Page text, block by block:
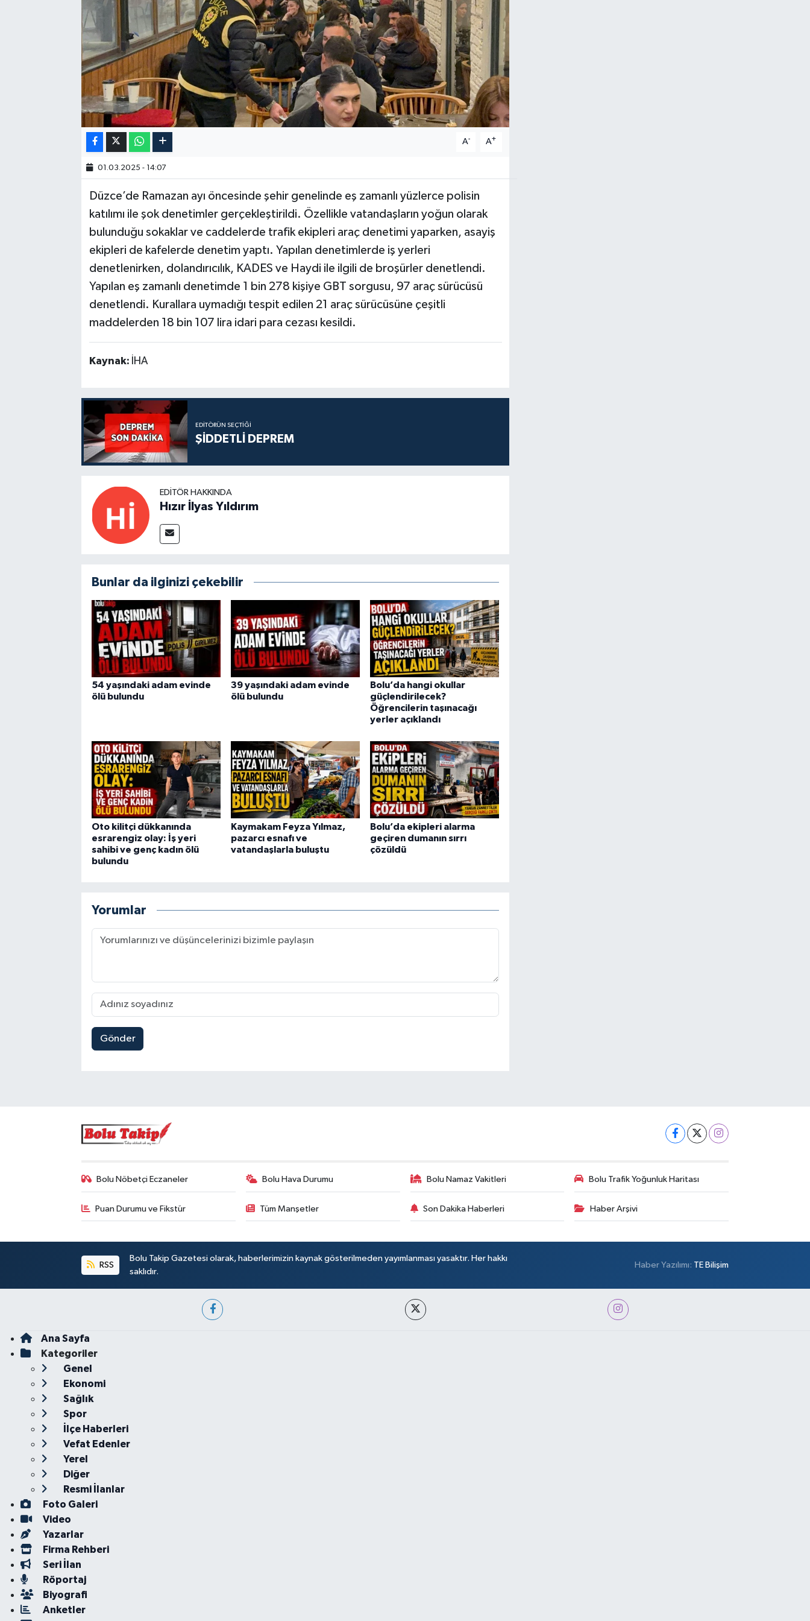
A- A+
01.03.2025 - 14:07
Düzce’de Ramazan ayı öncesinde şehir genelinde eş zamanlı yüzlerce polisin
katılımı ile şok denetimler gerçekleştirildi. Özellikle vatandaşların yoğun olarak
bulunduğu sokaklar ve caddelerde trafik ekipleri araç denetimi yaparken, asayiş
ekipleri de kafelerde denetim yaptı. Yapılan denetimlerde iş yerleri
denetlenirken, dolandırıcılık, KADES ve Haydi ile ilgili de broşürler denetlendi.
Yapılan eş zamanlı denetimde 1 bin 278 kişiye GBT sorgusu, 97 araç sürücüsü
denetlendi. Kurallara uymadığı tespit edilen 21 araç sürücüsüne çeşitli
maddelerden 18 bin 107 lira idari para cezası kesildi.
Kaynak: İHA
EDITÖRÜN SEÇTIĞI
ŞİDDETLİ DEPREM
EDITÖR HAKKINDA
Hızır İlyas Yıldırım
Bunlar da ilginizi çekebilir
54 yaşındaki adam evinde
ölü bulundu
39 yaşındaki adam evinde
ölü bulundu
Bolu’da hangi okullar
güçlendirilecek?
Öğrencilerin taşınacağı
yerler açıklandı
Oto kilitçi dükkanında
esrarengiz olay: İş yeri
sahibi ve genç kadın ölü
bulundu
Kaymakam Feyza Yılmaz,
pazarcı esnafı ve
vatandaşlarla buluştu
Bolu’da ekipleri alarma
geçiren dumanın sırrı
çözüldü
Yorumlar
Gönder
Bolu Nöbetçi Eczaneler Bolu Hava Durumu Bolu Namaz Vakitleri Bolu Trafik Yoğunluk Haritası
Puan Durumu ve Fikstür Tüm Manşetler Son Dakika Haberleri Haber Arşivi
RSS
Bolu Takip Gazetesi olarak, haberlerimizin kaynak gösterilmeden yayımlanması yasaktır. Her hakkı
saklıdır.
Haber Yazılımı: TE Bilişim
Ana Sayfa
Kategoriler
Genel
Ekonomi
Sağlık
Spor
İlçe Haberleri
Vefat Edenler
Yerel
Diğer
Resmi İlanlar
Foto Galeri
Video
Yazarlar
Firma Rehberi
Seri İlan
Röportaj
Biyografi
Anketler